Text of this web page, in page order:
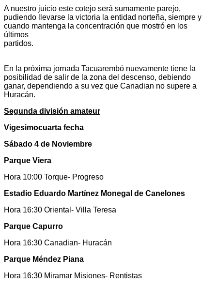
A nuestro juicio este cotejo será sumamente parejo,
pudiendo llevarse la victoria la entidad norteña, siempre y
cuando mantenga la concentración que mostró en los
últimos
En la próxima jornada Tacuarembó nuevamente tiene la
posibilidad de salir de la zona del descenso, debiendo
ganar, dependiendo a su vez que Canadian no supere a
Huracán.
Segunda división amateur
Vigesimocuarta fecha
Sábado 4 de Noviembre
Parque Viera
Hora 10:00 Torque- Progreso
Estadio Eduardo Martínez Monegal de Canelones
Hora 16:30 Oriental- Villa Teresa
Parque Capurro
Hora 16:30 Canadian- Huracán
Parque Méndez Piana
Hora 16:30 Miramar Misiones- Rentistas